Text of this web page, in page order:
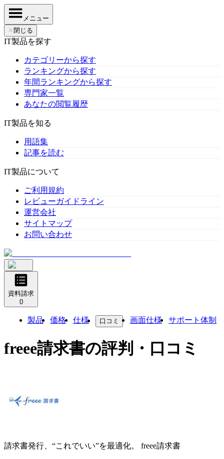
メニュー
✕ 閉じる
IT製品を探す
カテゴリーから探す
ランキングから探す
年間ランキングから探す
専門家一覧
あなたの閲覧履歴
IT製品を知る
用語集
記事を読む
IT製品について
ご利用規約
レビューガイドライン
運営会社
サイトマップ
お問い合わせ
資料請求
0
製品 価格 仕様 口コミ 画面仕様 サポート体制
freee請求書の評判・口コミ
請求書発行、“これでいい”を最適化。 freee請求書